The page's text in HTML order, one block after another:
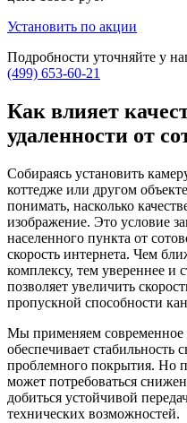
Установить по акции
Подробности уточняйте у
(499) 653-60-21
Как влияет
удаленности от
Собираясь установить
коттедже или другом
понимать, насколько
изображение. Это условие
населенного пункта от
скорость интернета. Чем
комплексу, тем увереннее и
позволяет увеличить
пропускной способности
Мы применяем современное
обеспечивает стабильность
проблемного покрытия. Но
может потребоваться
добиться устойчивой
технических возможностей.